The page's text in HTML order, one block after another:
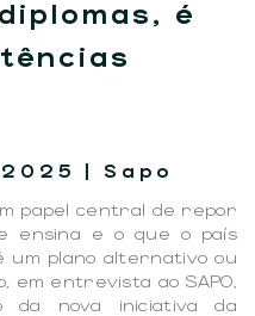
é
| Sapo
papel central de repor
ensina e o que o país
um plano alternativo ou
em entrevista ao SAPO,
da nova iniciativa da